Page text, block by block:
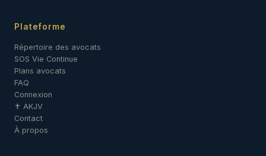
Plateforme
Répertoire des avocats
SOS Vie Continue
Plans avocats
FAQ
Connexion
✝ AKJV
Contact
À propos